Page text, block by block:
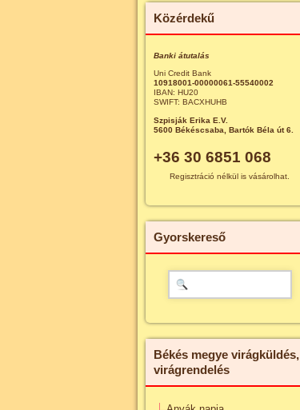
Közérdekű
Banki átutalás
Uni Credit Bank
10918001-00000061-55540002
IBAN: HU20
SWIFT: BACXHUHB
Szpisják Erika E.V.
5600 Békéscsaba, Bartók Béla út 6.
+36 30 6851 068
Regisztráció nélkül is vásárolhat.
Gyorskereső
Békés megye virágküldés,
virágrendelés